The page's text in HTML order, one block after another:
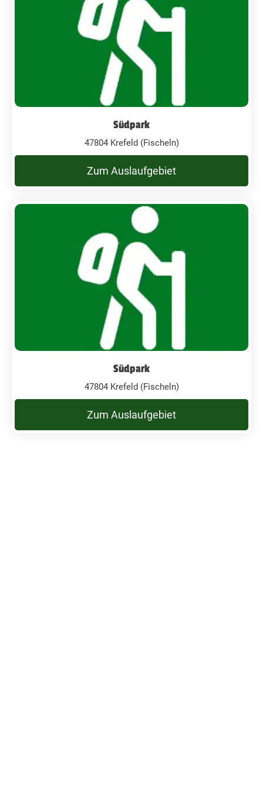
Südpark
47804 Krefeld (Fischeln)
Zum Auslaufgebiet
Südpark
47804 Krefeld (Fischeln)
Zum Auslaufgebiet